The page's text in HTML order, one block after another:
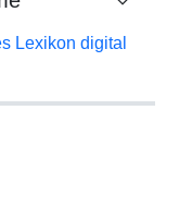
Lexikon digital